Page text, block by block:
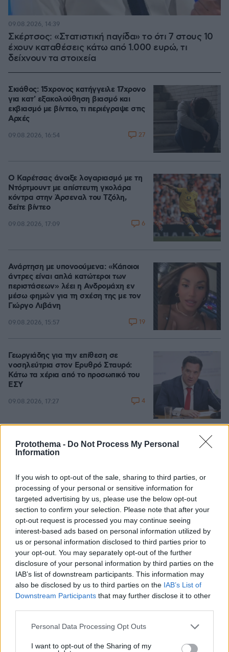
Protothema - Do Not Process My Personal
Information
If you wish to opt-out of the sale, sharing to third parties, or
processing of your personal or sensitive information for
targeted advertising by us, please use the below opt-out
section to confirm your selection. Please note that after your
opt-out request is processed you may continue seeing
interest-based ads based on personal information utilized by
us or personal information disclosed to third parties prior to
your opt-out. You may separately opt-out of the further
disclosure of your personal information by third parties on the
IAB’s list of downstream participants. This information may
also be disclosed by us to third parties on the IAB’s List of
Downstream Participants that may further disclose it to other
Please note that this website/app uses one or more Google
not limited to your visit or usage behaviour. You may click to
Personal Data Processing Opt Outs
I want to opt-out of the Sharing of my
Σκέρτσος: «Στατιστική παγίδα» το ότι 7 στους 10
έχουν καταθέσεις κάτω από 1.000 ευρώ, τι
δείχνουν τα στοιχεία
09.08.2026, 14:39
Σκιάθος: 15χρονος κατήγγειλε 17χρονο
για κατ' εξακολούθηση βιασμό και
εκβιασμό με βίντεο, τι περιέγραψε στις
Αρχές
09.08.2026, 16:54 27
Ο Καρέτσας άνοιξε λογαριασμό με τη
Ντόρτμουντ με απίστευτη γκολάρα
κόντρα στην Άρσεναλ του Τζόλη,
δείτε βίντεο
09.08.2026, 17:09 6
Ανάρτηση με υπονοούμενα: «Κάποιοι
άντρες είναι απλά κατώτεροι των
περιστάσεων» λέει η Ανδρομάχη εν
μέσω φημών για τη σχέση της με τον
Γιώργο Λιβάνη
09.08.2026, 15:57 19
Γεωργιάδης για την επίθεση σε
νοσηλεύτρια στον Ερυθρό Σταυρό:
Κάτω τα χέρια από το προσωπικό του
ΕΣΥ
09.08.2026, 17:27 4
Χούθι, το «άλυτο πρόβλημα» της
Μέσης Ανατολής: Γιατί χίλια πλήγματα
σταματήσουν
09.08.2026, 13:59 67
Πέθανε κτηνοτρόφος στη Λέσβο μετά
τη θανάτωση του κοπαδιού του λόγω
αφθώδους πυρετού
09.08.2026, 12:47
Games